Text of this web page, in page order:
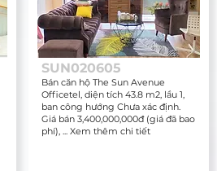
Bán căn hộ The Sun Avenue
Officetel, diện tích 43.8 m2, lầu 1,
ban công hướng Chưa xác định.
Giá bán 3,400,000,000đ (giá đã bao
phí), ... Xem thêm chi tiết
SUN020605